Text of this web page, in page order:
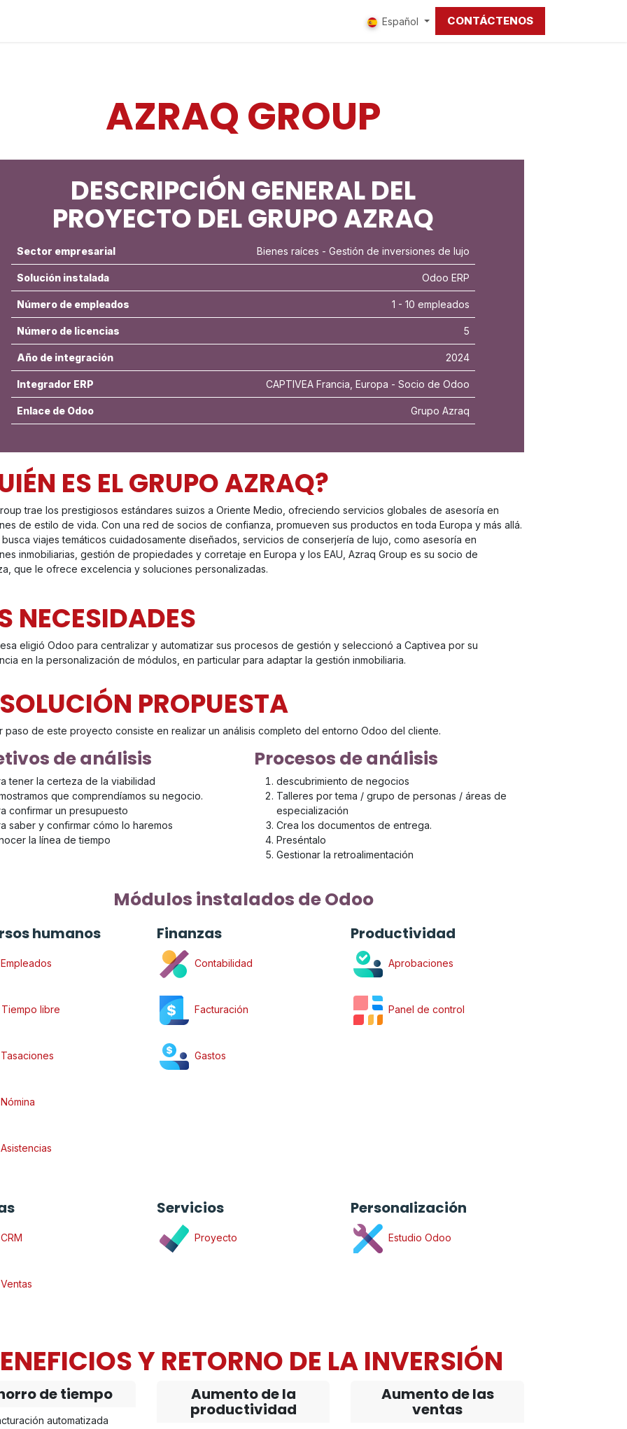
Español CONTÁCTENOS
AZRAQ GROUP
DESCRIPCIÓN GENERAL DEL
PROYECTO DEL GRUPO AZRAQ
Sector empresarial Bienes raíces - Gestión de inversiones de lujo
Solución instalada Odoo ERP
Número de empleados 1 - 10 empleados
Número de licencias 5
Año de integración 2024
Integrador ERP CAPTIVEA Francia, Europa - Socio de Odoo
Enlace de Odoo Grupo Azraq
ES EL GRUPO AZRAQ?
trae los prestigiosos estándares suizos a Oriente Medio, ofreciendo servicios globales de asesoría en
de estilo de vida. Con una red de socios de confianza, promueven sus productos en toda Europa y más allá.
busca viajes temáticos cuidadosamente diseñados, servicios de conserjería de lujo, como asesoría en
inmobiliarias, gestión de propiedades y corretaje en Europa y los EAU, Azraq Group es su socio de
que le ofrece excelencia y soluciones personalizadas.
NECESIDADES
eligió Odoo para centralizar y automatizar sus procesos de gestión y seleccionó a Captivea por su
en la personalización de módulos, en particular para adaptar la gestión inmobiliaria.
PROPUESTA
paso de este proyecto consiste en realizar un análisis completo del entorno Odoo del cliente.
de análisis
tener la certeza de la viabilidad
que comprendíamos su negocio.
confirmar un presupuesto
saber y confirmar cómo lo haremos
la línea de tiempo
Procesos de análisis
descubrimiento de negocios
Talleres por tema / grupo de personas / áreas de
especialización
Crea los documentos de entrega.
Preséntalo
Gestionar la retroalimentación
Módulos instalados de Odoo
humanos
Empleados
libre
Nómina
Asistencias
Finanzas
Contabilidad
Facturación
Gastos
Productividad
Aprobaciones
Panel de control
CRM
Servicios
Proyecto
Personalización
Estudio Odoo
Y RETORNO DE LA INVERSIÓN
de tiempo
automatizada
Aumento de la
productividad
Aumento de las
ventas